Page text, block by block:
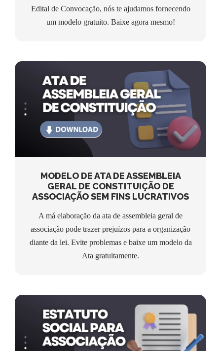
Edital de Convocação, nós te ajudamos fornecendo
um modelo gratuito. Baixe agora mesmo!
MODELO DE ATA DE ASSEMBLEIA
GERAL DE CONSTITUIÇÃO DE
ASSOCIAÇÃO SEM FINS LUCRATIVOS
MODELO DE ATA DE ASSEMBLEIA
GERAL DE CONSTITUIÇÃO DE
ASSOCIAÇÃO SEM FINS LUCRATIVOS
A má elaboração da ata de assembleia geral de
associação pode trazer prejuízos para a organização
diante da lei. Evite problemas e baixe um modelo da
Ata gratuitamente.
MODELO DE ESTATUTO SOCIAL PARA
ASSOCIAÇÃO